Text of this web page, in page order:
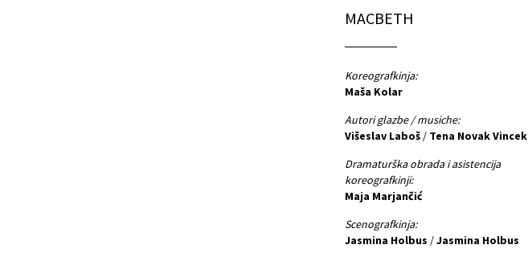
MACBETH
Koreografkinja:
Maša Kolar
Autori glazbe / musiche:
Višeslav Laboš/ Tena Novak Vincek
Dramaturška obrada i asistencija
koreografkinji:
Maja Marjančić
Scenografkinja:
Jasmina Holbus /Jasmina Holbus